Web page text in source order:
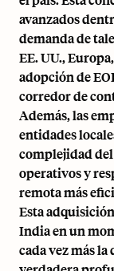
avanzados
demanda de
EE. UU.,
adopción de
corredor de
Además, las
entidades
complejidad
operativos y
remota más
Esta
India en un
cada vez más